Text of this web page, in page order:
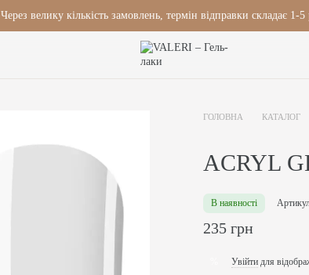
Через велику кількість замовлень, термін відправки складає 1-
ГОЛОВНА КАТАЛОГ
ACRYL
В наявності
235 грн
Увійти для